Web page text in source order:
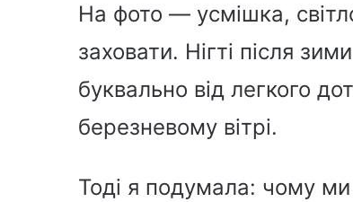
На фото — усмішка,
заховати. Нігті після
буквально від легкого
березневому вітрі.
Тоді я подумала: чому